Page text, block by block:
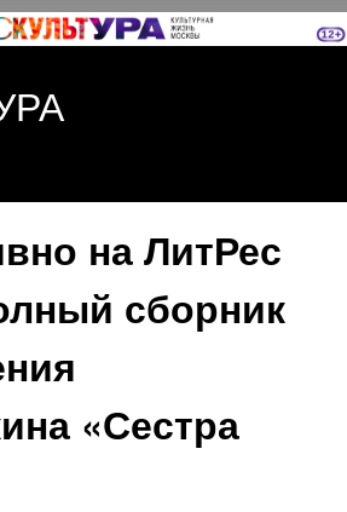
к основному
на ЛитРес
сборник
«Сестра